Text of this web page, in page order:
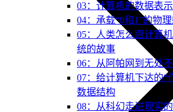
03：计算机的数据表
04：承载“0和1”的物
05：人类怎么跟计算
统的故事
06：从阿帕网到无处
07：给计算机下达的
数据结构
08：从科幻走进现实